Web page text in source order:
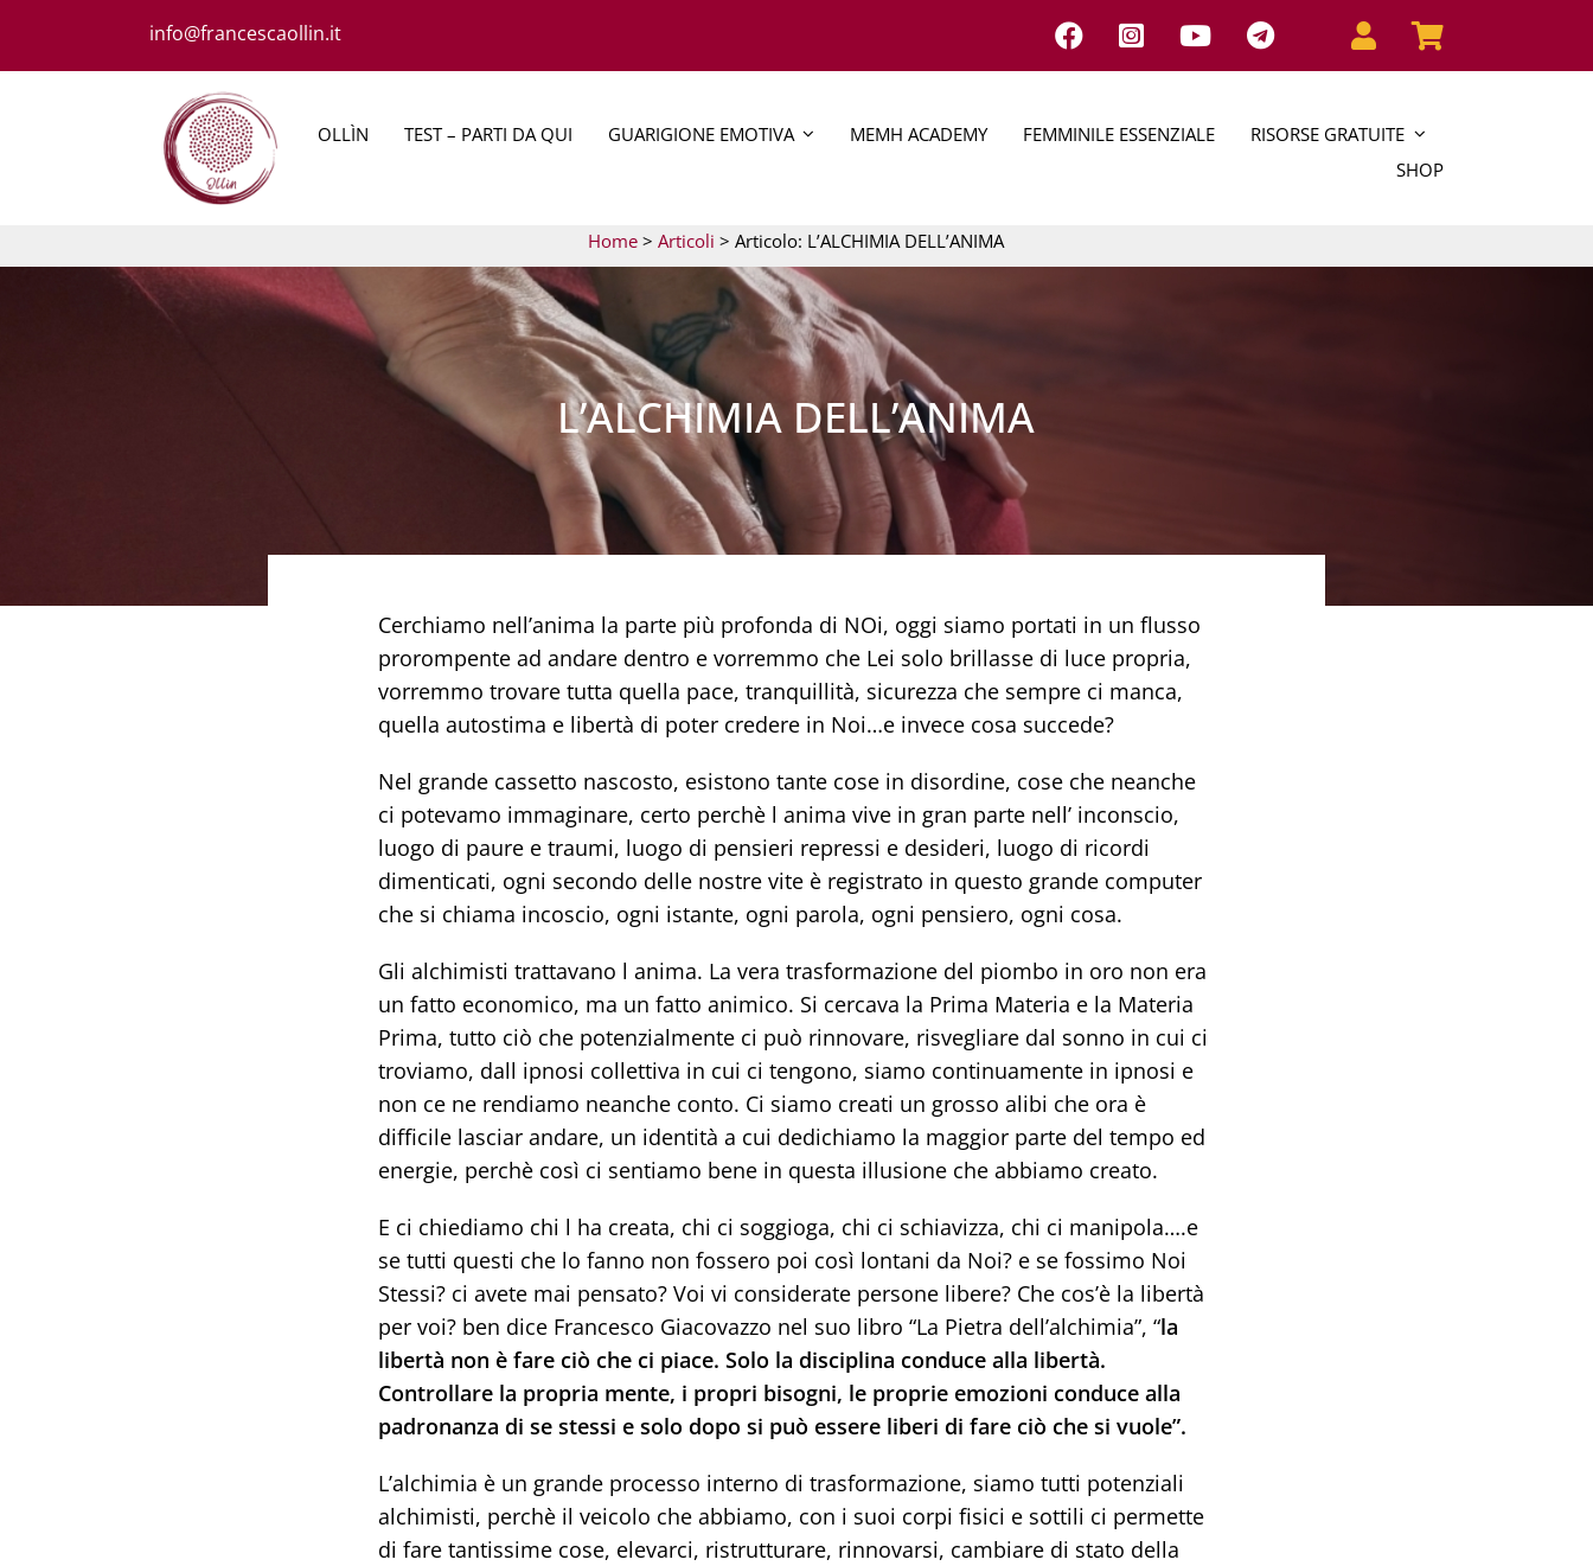
info@francescaollin.it
OLLÌN TEST – PARTI DA QUI GUARIGIONE EMOTIVA MEMH ACADEMY FEMMINILE ESSENZIALE
RISORSE GRATUITE
SHOP
Home >Articoli > Articolo: L’ALCHIMIA DELL’ANIMA
L’ALCHIMIA DELL’ANIMA
Cerchiamo nell’anima la parte più profonda di NOi, oggi siamo portati in un flusso
prorompente ad andare dentro e vorremmo che Lei solo brillasse di luce propria,
vorremmo trovare tutta quella pace, tranquillità, sicurezza che sempre ci manca,
quella autostima e libertà di poter credere in Noi…e invece cosa succede?
Nel grande cassetto nascosto, esistono tante cose in disordine, cose che neanche
ci potevamo immaginare, certo perchè l anima vive in gran parte nell’ inconscio,
luogo di paure e traumi, luogo di pensieri repressi e desideri, luogo di ricordi
dimenticati, ogni secondo delle nostre vite è registrato in questo grande computer
che si chiama incoscio, ogni istante, ogni parola, ogni pensiero, ogni cosa.
Gli alchimisti trattavano l anima. La vera trasformazione del piombo in oro non era
un fatto economico, ma un fatto animico. Si cercava la Prima Materia e la Materia
Prima, tutto ciò che potenzialmente ci può rinnovare, risvegliare dal sonno in cui ci
troviamo, dall ipnosi collettiva in cui ci tengono, siamo continuamente in ipnosi e
non ce ne rendiamo neanche conto. Ci siamo creati un grosso alibi che ora è
difficile lasciar andare, un identità a cui dedichiamo la maggior parte del tempo ed
energie, perchè così ci sentiamo bene in questa illusione che abbiamo creato.
E ci chiediamo chi l ha creata, chi ci soggioga, chi ci schiavizza, chi ci manipola….e
se tutti questi che lo fanno non fossero poi così lontani da Noi? e se fossimo Noi
Stessi? ci avete mai pensato? Voi vi considerate persone libere? Che cos’è la libertà
per voi? ben dice Francesco Giacovazzo nel suo libro “La Pietra dell’alchimia”, “la
libertà non è fare ciò che ci piace. Solo la disciplina conduce alla libertà.
Controllare la propria mente, i propri bisogni, le proprie emozioni conduce alla
padronanza di se stessi e solo dopo si può essere liberi di fare ciò che si vuole”.
L’alchimia è un grande processo interno di trasformazione, siamo tutti potenziali
alchimisti, perchè il veicolo che abbiamo, con i suoi corpi fisici e sottili ci permette
di fare tantissime cose, elevarci, ristrutturare, rinnovarsi, cambiare di stato della